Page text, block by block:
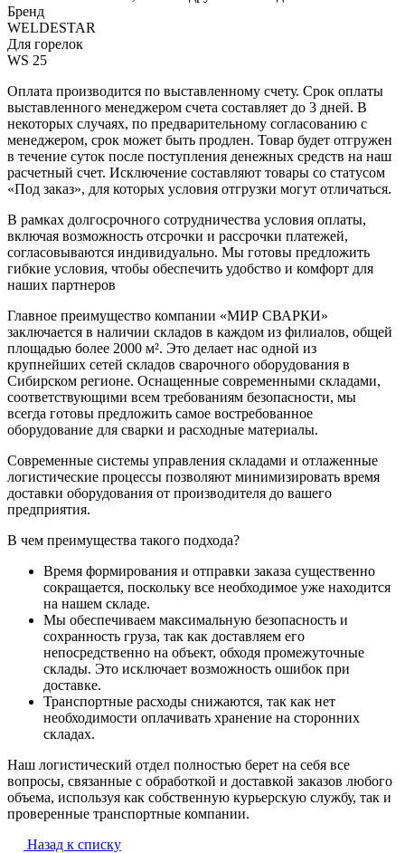
Бренд
WELDESTAR
Для горелок
WS 25
Оплата производится по выставленному счету. Срок оплаты
выставленного менеджером счета составляет до 3 дней. В
некоторых случаях, по предварительному согласованию с
менеджером, срок может быть продлен. Товар будет отгружен
в течение суток после поступления денежных средств на наш
расчетный счет. Исключение составляют товары со статусом
«Под заказ», для которых условия отгрузки могут отличаться.
В рамках долгосрочного сотрудничества условия оплаты,
включая возможность отсрочки и рассрочки платежей,
согласовываются индивидуально. Мы готовы предложить
гибкие условия, чтобы обеспечить удобство и комфорт для
наших партнеров
Главное преимущество компании «МИР СВАРКИ»
заключается в наличии складов в каждом из филиалов, общей
площадью более 2000 м². Это делает нас одной из
крупнейших сетей складов сварочного оборудования в
Сибирском регионе. Оснащенные современными складами,
соответствующими всем требованиям безопасности, мы
всегда готовы предложить самое востребованное
оборудование для сварки и расходные материалы.
Современные системы управления складами и отлаженные
логистические процессы позволяют минимизировать время
доставки оборудования от производителя до вашего
предприятия.
В чем преимущества такого подхода?
Время формирования и отправки заказа существенно
сокращается, поскольку все необходимое уже находится
на нашем складе.
Мы обеспечиваем максимальную безопасность и
сохранность груза, так как доставляем его
непосредственно на объект, обходя промежуточные
склады. Это исключает возможность ошибок при
доставке.
Транспортные расходы снижаются, так как нет
необходимости оплачивать хранение на сторонних
складах.
Наш логистический отдел полностью берет на себя все
вопросы, связанные с обработкой и доставкой заказов любого
объема, используя как собственную курьерскую службу, так и
проверенные транспортные компании.
Назад к списку